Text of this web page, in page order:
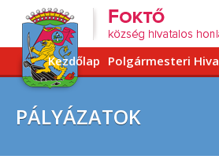
Kezdőlap Polgármesteri
PÁLYÁZATOK